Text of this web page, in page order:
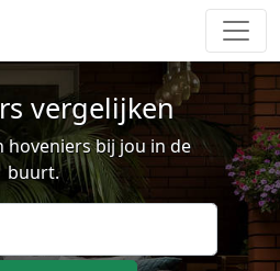
vergelijken
hoveniers bij jou in de
buurt.